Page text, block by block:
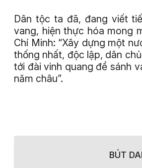
Dân tộc ta đã, đang viết
vang, hiện thực hóa mong
Chí Minh: “Xây dựng một
thống nhất, độc lập, dân
tới đài vinh quang để sánh
năm châu”.
BÚT